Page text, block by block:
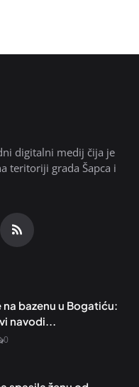
digitalni medij čija je
teritoriji grada Šapca i
na bazenu u Bogatiću:
navodi...
0